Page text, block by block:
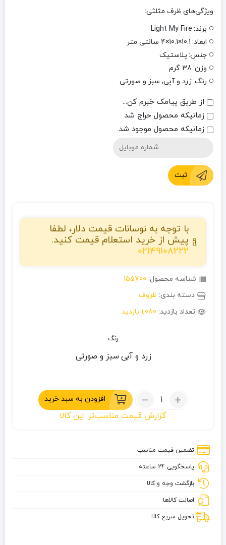
ویژگی‌های ظرف مثلثی:
برند: Light My Fire
ابعاد: 10.1×10.1×4 سانتی متر
جنس: پلاستیک
وزن: 38 گرم
رنگ:زرد و آبی, سبز و صورتی
از طریق پیامک خبرم کن...
زمانیکه محصول حراج شد
زمانیکه محصول موجود شد.
ثبت
با توجه به نوسانات قیمت دلار، لطفا
پیش از خرید استعلام قیمت کنید.
02149108222
شناسه محصول: 155700
دسته بندی: ظروف
تعداد بازدید: 1,080 بازدید
رنگ
زرد و آبی سبز و صورتی
تعداد:
مثلثی
لایت
مای
فایر
افزودن به سبد خرید
گزارش قیمت مناسب‌تر این کالا
تضمین قیمت مناسب
پاسخگویی 24 ساعته
بازگشت وجه و کالا
اصالت کالاها
تحویل سریع کالا